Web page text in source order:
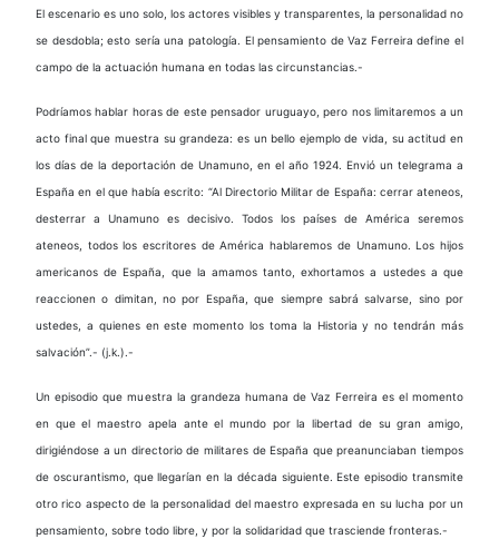
El escenario es uno solo, los actores visibles y transparentes, la personalidad no
se desdobla; esto sería una patología. El pensamiento de Vaz Ferreira define el
campo de la actuación humana en todas las circunstancias.-
Podríamos hablar horas de este pensador uruguayo, pero nos limitaremos a un
acto final que muestra su grandeza: es un bello ejemplo de vida, su actitud en
los días de la deportación de Unamuno, en el año 1924. Envió un telegrama a
España en el que había escrito: “Al Directorio Militar de España: cerrar ateneos,
desterrar a Unamuno es decisivo. Todos los países de América seremos
ateneos, todos los escritores de América hablaremos de Unamuno. Los hijos
americanos de España, que la amamos tanto, exhortamos a ustedes a que
reaccionen o dimitan, no por España, que siempre sabrá salvarse, sino por
ustedes, a quienes en este momento los toma la Historia y no tendrán más
salvación”.- (j.k.).-
Un episodio que muestra la grandeza humana de Vaz Ferreira es el momento
en que el maestro apela ante el mundo por la libertad de su gran amigo,
dirigiéndose a un directorio de militares de España que preanunciaban tiempos
de oscurantismo, que llegarían en la década siguiente. Este episodio transmite
otro rico aspecto de la personalidad del maestro expresada en su lucha por un
pensamiento, sobre todo libre, y por la solidaridad que trasciende fronteras.-